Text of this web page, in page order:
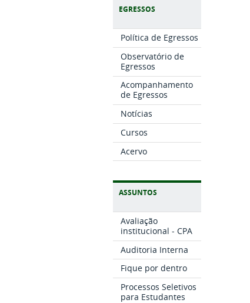
EGRESSOS
Política de Egressos
Observatório de
Egressos
Acompanhamento
de Egressos
Notícias
Cursos
Acervo
ASSUNTOS
Avaliação
institucional - CPA
Auditoria Interna
Fique por dentro
Processos Seletivos
para Estudantes